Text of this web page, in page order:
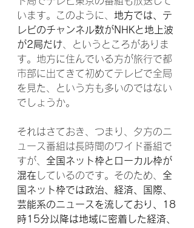
います。このように、 地方では、テ
レビのチャンネル数がNHKと地上波
が2局だけ 、というところがありま
す。地方に住んでいる方が旅行で都
市部に出てきて初めてテレビで全局
を見た、という方も多いのではない
でしょうか。
それはさておき、つまり、夕方のニ
ュース番組は長時間のワイド番組で
すが、 全国ネット枠とローカル枠が
混在 しているのです。そのため、 全
国ネット枠では政治、経済、国際、
芸能系のニュースを流しており、18
時15分以降は地域に密着した経済、